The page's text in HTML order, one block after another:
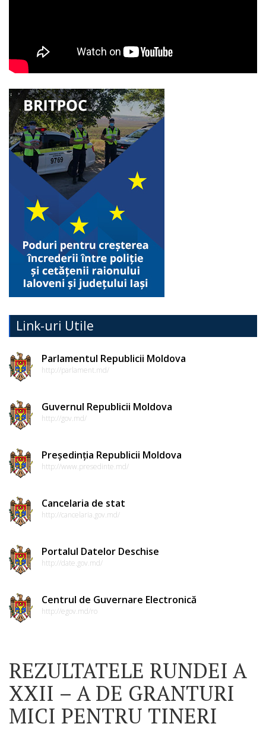
Link-uri Utile
Parlamentul Republicii Moldova
http://parlament.md/
Guvernul Republicii Moldova
http://gov.md/
Președinția Republicii Moldova
http://www.presedinte.md/
Cancelaria de stat
http://cancelaria.gov.md/
Portalul Datelor Deschise
http://date.gov.md/
Centrul de Guvernare Electronică
http://egov.md/ro
REZULTATELE RUNDEI A
XXII – A DE GRANTURI
MICI PENTRU TINERI